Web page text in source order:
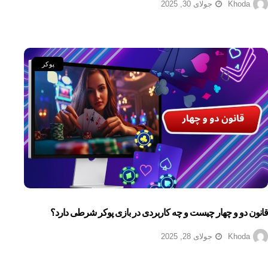
Khoda جولای 30, 2025
پوکر
قانون دو و چهار چیست و چه کاربردی در بازی پوکر شرطی دارد؟
Khoda جولای 28, 2025